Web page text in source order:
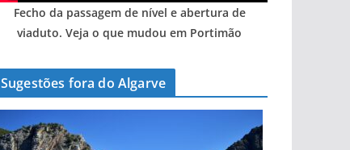
Fecho da passagem de nível e abertura de
viaduto. Veja o que mudou em Portimão
Sugestões fora do Algarve